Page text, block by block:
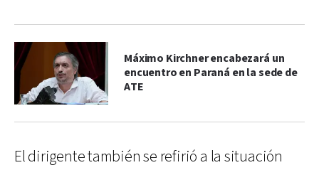
Máximo Kirchner encabezará un
encuentro en Paraná en la sede de
ATE
El dirigente también se refirió a la situación